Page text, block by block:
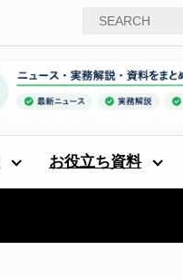
お役立ち資料